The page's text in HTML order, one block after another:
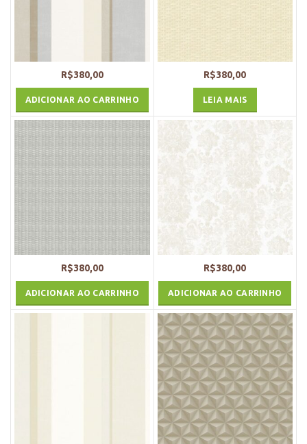
R$380,00
ADICIONAR AO CARRINHO
R$380,00
LEIA MAIS
R$380,00
ADICIONAR AO CARRINHO
R$380,00
ADICIONAR AO CARRINHO